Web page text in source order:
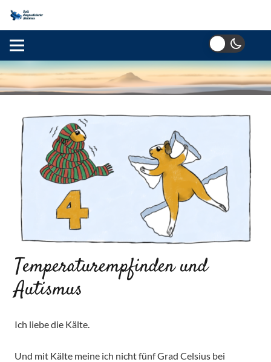
Temperaturempfinden und
Autismus
Ich liebe die Kälte.
Und mit Kälte meine ich nicht fünf Grad Celsius bei